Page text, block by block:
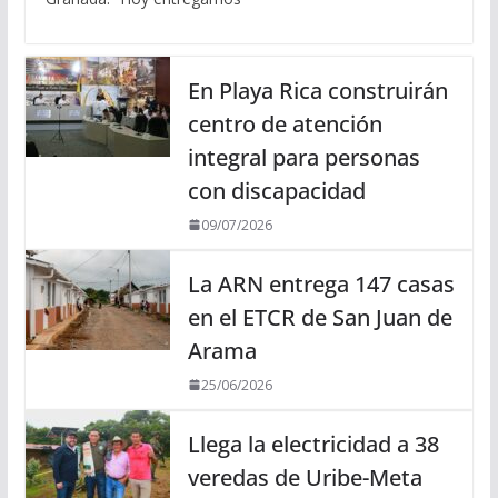
En Playa Rica construirán
centro de atención
integral para personas
con discapacidad
09/07/2026
La ARN entrega 147 casas
en el ETCR de San Juan de
Arama
25/06/2026
Llega la electricidad a 38
veredas de Uribe-Meta